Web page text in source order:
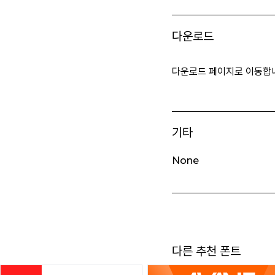
다운로드
다운로드 페이지로 이동합
기타
None
다른 추천 폰트